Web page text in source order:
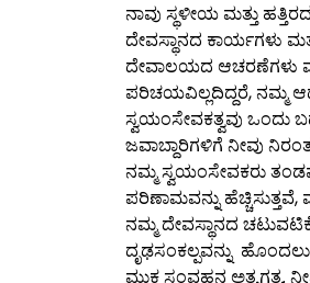
ನಾವು ಸ್ಥಳೀಯ ಮತ್ತು
ದೇವಸ್ಥಾನದ ಕಾರ್ಯಗಳು
ದೇವಾಲಯದ ಆಚರಣೆಗಳು
ಪರಿಚಯವಿಲ್ಲದಿದ್ದರೆ, ನಮ್ಮ
ಸ್ವಯಂಸೇವಕತ್ವವು ಒಂದು
ಜವಾಬ್ದಾರಿಗಳಿಗೆ ನೀವು
ನಮ್ಮ ಸ್ವಯಂಸೇವಕರು
ಪರಿಣಾಮವನ್ನು ಹೆಚ್ಚಿಸುತ್ತವೆ,
ನಮ್ಮ ದೇವಸ್ಥಾನದ
ದೃಢಸಂಕಲ್ಪವನ್ನು
ಮುಕ್ತ ಸಂವಹನ ಅತ್ಯಗತ್ಯ.